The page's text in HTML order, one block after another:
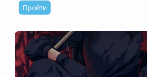
Пройти